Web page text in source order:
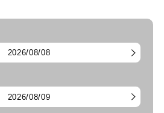
2026/08/08
2026/08/09